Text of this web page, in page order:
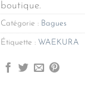
boutique.
Catégorie : Bagues
Étiquette : WAEKURA